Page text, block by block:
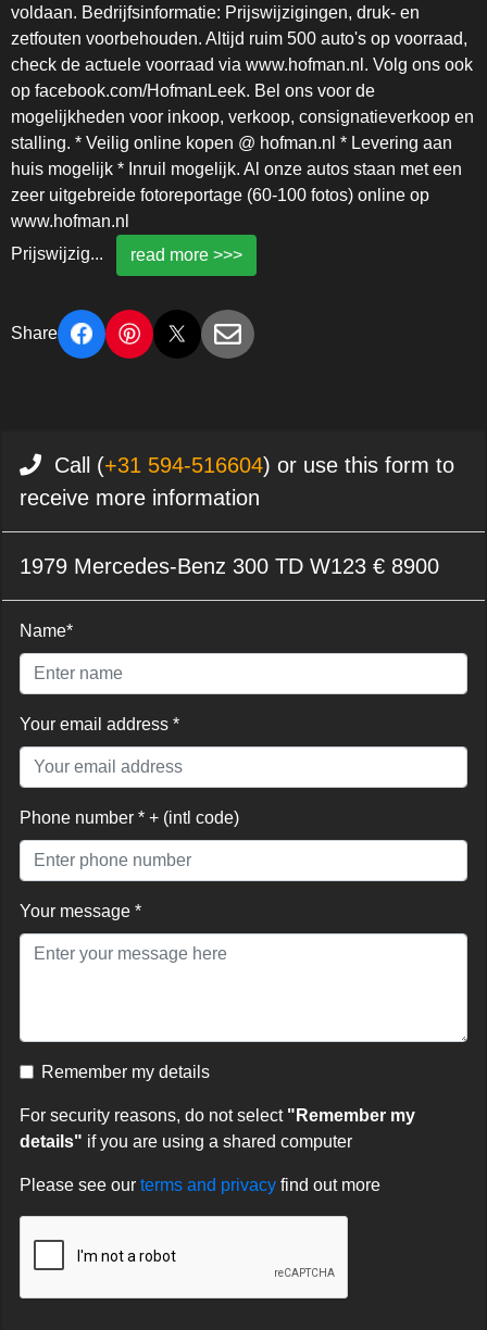
voldaan. Bedrijfsinformatie: Prijswijzigingen, druk- en
zetfouten voorbehouden. Altijd ruim 500 auto's op voorraad,
check de actuele voorraad via www.hofman.nl. Volg ons ook
op facebook.com/HofmanLeek. Bel ons voor de
mogelijkheden voor inkoop, verkoop, consignatieverkoop en
stalling. * Veilig online kopen @ hofman.nl * Levering aan
huis mogelijk * Inruil mogelijk. Al onze autos staan met een
zeer uitgebreide fotoreportage (60-100 fotos) online op
www.hofman.nl
Prijswijzig... read more >>>
Share
Call (+31 594-516604) or use this form to
receive more information
1979 Mercedes-Benz 300 TD W123 € 8900
Name*
Your email address *
Phone number * + (intl code)
Your message *
Remember my details
For security reasons, do not select "Remember my
details" if you are using a shared computer
Please see our terms and privacy find out more